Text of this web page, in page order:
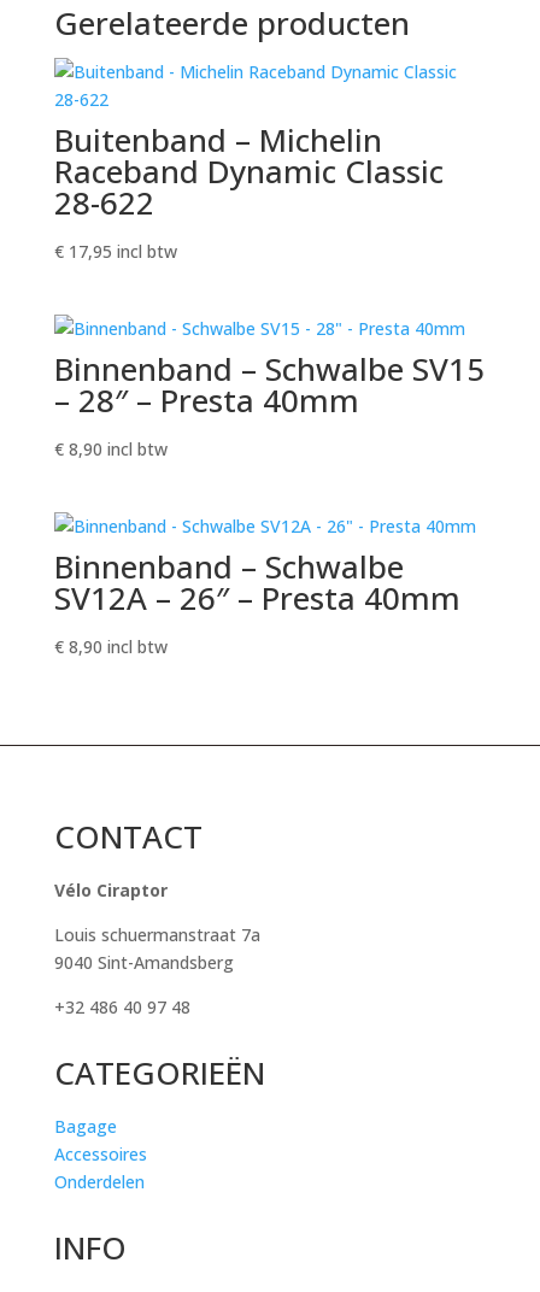
Gerelateerde producten
Buitenband – Michelin
Raceband Dynamic Classic
28-622
€17,95 incl btw
Binnenband – Schwalbe SV15
– 28″ – Presta 40mm
€8,90 incl btw
Binnenband – Schwalbe
SV12A – 26″ – Presta 40mm
€8,90 incl btw
CONTACT
Vélo Ciraptor
Louis schuermanstraat 7a
9040 Sint-Amandsberg
+32 486 40 97 48
CATEGORIEËN
Bagage
Accessoires
Onderdelen
INFO